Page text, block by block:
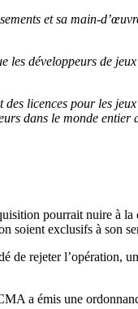
et sa main-
les développeurs de
licences pour les
dans le monde
pourrait nuire à
soient exclusifs à son
de rejeter l’opération,
a émis une